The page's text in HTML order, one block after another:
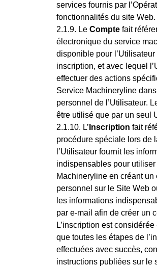
services fournis par
fonctionnalités du site Web.
Le Compte fait
électronique du service
disponible pour l’Utilisateur
inscription, et avec lequel
effectuer des actions
Service Machineryline
personnel de l’Utilisateur.
être utilisé que par un seul
L’ Inscription fait
procédure spéciale lors de
l’Utilisateur fournit les
indispensables pour
Machineryline en créant un
personnel sur le Site Web
les informations
par e-mail afin de créer un
L’inscription est
que toutes les étapes de
effectuées avec succès,
instructions publiées sur le